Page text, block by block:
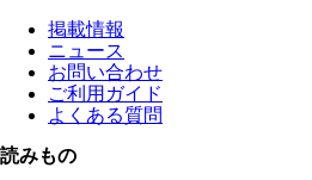
掲載情報
ニュース
お問い合わせ
ご利用ガイド
よくある質問
読みもの